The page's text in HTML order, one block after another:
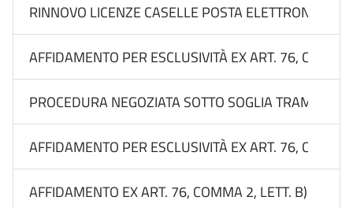
RINNOVO LICENZE CASELLE POSTA ELETTRONICA
AFFIDAMENTO PER ESCLUSIVITÀ EX ART. 76,
PROCEDURA NEGOZIATA SOTTO SOGLIA TRAMITE
AFFIDAMENTO PER ESCLUSIVITÀ EX ART. 76,
AFFIDAMENTO EX ART. 76, COMMA 2, LETT. B) DEL